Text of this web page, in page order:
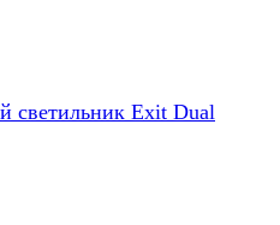
светильник Exit Dual